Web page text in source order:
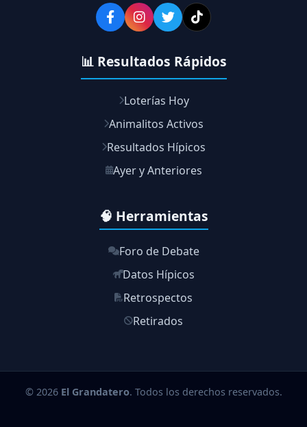
📊 Resultados Rápidos
Loterías Hoy
Animalitos Activos
Resultados Hípicos
Ayer y Anteriores
🧠 Herramientas
Foro de Debate
Datos Hípicos
Retrospectos
Retirados
© 2026 El Grandatero. Todos los derechos reservados.